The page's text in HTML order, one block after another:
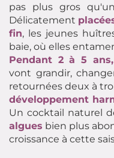
pas plus gros
Délicatement
fin, les jeunes
baie, où elles
Pendant 2 à 5
vont grandir,
retournées deux à
développement
Un cocktail naturel
algues bien plus
croissance à cette